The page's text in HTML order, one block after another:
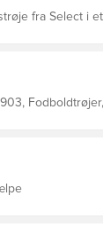
fra Select i